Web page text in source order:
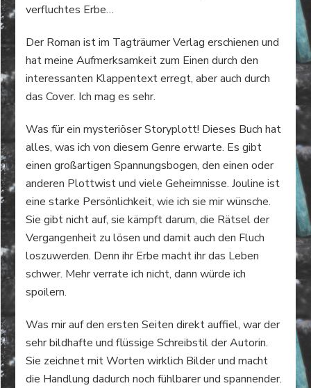
verfluchtes Erbe…
Der Roman ist im Tagträumer Verlag erschienen und
hat meine Aufmerksamkeit zum Einen durch den
interessanten Klappentext erregt, aber auch durch
das Cover. Ich mag es sehr.
Was für ein mysteriöser Storyplott! Dieses Buch hat
alles, was ich von diesem Genre erwarte. Es gibt
einen großartigen Spannungsbogen, den einen oder
anderen Plottwist und viele Geheimnisse. Jouline ist
eine starke Persönlichkeit, wie ich sie mir wünsche.
Sie gibt nicht auf, sie kämpft darum, die Rätsel der
Vergangenheit zu lösen und damit auch den Fluch
loszuwerden. Denn ihr Erbe macht ihr das Leben
schwer. Mehr verrate ich nicht, dann würde ich
spoilern.
Was mir auf den ersten Seiten direkt auffiel, war der
sehr bildhafte und flüssige Schreibstil der Autorin.
Sie zeichnet mit Worten wirklich Bilder und macht
die Handlung dadurch noch fühlbarer und spannender.